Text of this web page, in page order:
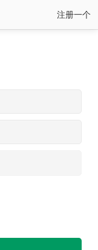
注册一个